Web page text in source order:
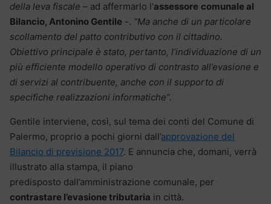
della leva fiscale – ad affermarlo l’assessore comunale al
Bilancio, Antonino Gentile -. “Ma anche di un particolare
scollamento del patto contributivo con il cittadino.
Obiettivo principale è stato, pertanto, l’individuazione di un
più efficiente modello operativo di contrasto all’evasione e
di servizi al contribuente, anche con il supporto di
specifiche realizzazioni informatiche”.
Gentile interviene, così, sul tema dei conti del Comune di
Palermo, proprio a pochi giorni dall’approvazione del
Bilancio di previsione 2017. E annuncia che, domani, verrà
illustrato alla stampa, il piano
predisposto dall’amministrazione comunale, per
contrastare l’evasione tributaria in città.